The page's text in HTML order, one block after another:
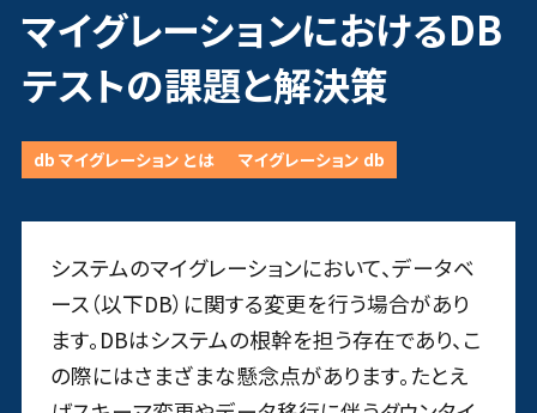
マイグレーションにおけるDB
テストの課題と解決策
db マイグレーション とは マイグレーション db
システムのマイグレーションにおいて、データベ
ース（以下DB）に関する変更を行う場合があり
ます。DBはシステムの根幹を担う存在であり、こ
の際にはさまざまな懸念点があります。たとえ